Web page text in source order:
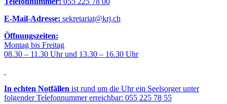
E-Mail-Adresse: sekretariat@krj.ch
Öffnungszeiten:
Montag bis Freitag
08.30 – 11.30 Uhr und 13.30 – 16.30 Uhr
In echten Notfällen ist rund um die Uhr ein Seelsorger unter
folgender Telefonnummer erreichbar: 055 225 78 55